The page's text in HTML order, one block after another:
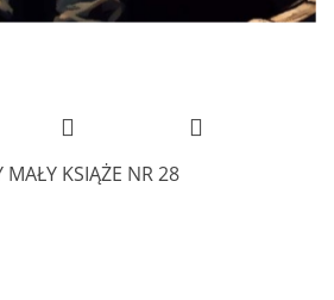
KSIĄŻE NR 28